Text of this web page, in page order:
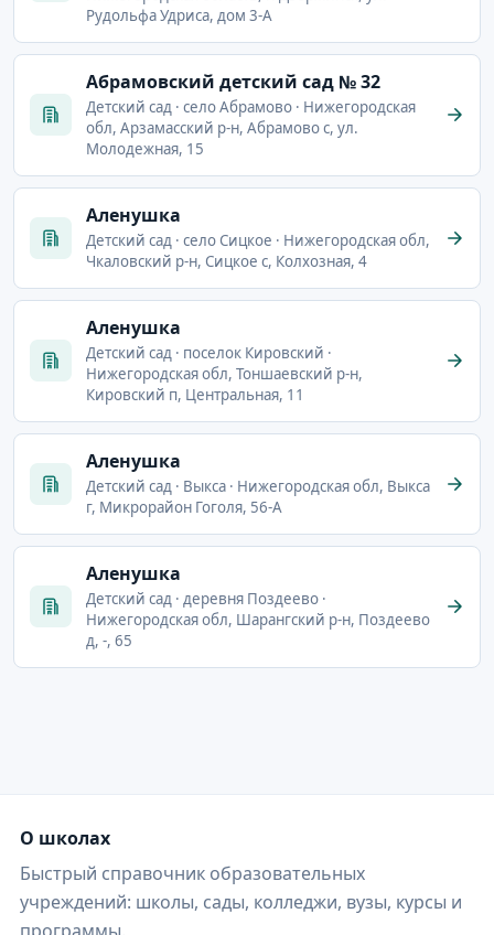
Рудольфа Удриса, дом 3-А
Абрамовский детский сад № 32
Детский сад · село Абрамово · Нижегородская
обл, Арзамасский р-н, Абрамово с, ул.
Молодежная, 15
Аленушка
Детский сад · село Сицкое · Нижегородская обл,
Чкаловский р-н, Сицкое с, Колхозная, 4
Аленушка
Детский сад · поселок Кировский ·
Нижегородская обл, Тоншаевский р-н,
Кировский п, Центральная, 11
Аленушка
Детский сад · Выкса · Нижегородская обл, Выкса
г, Микрорайон Гоголя, 56-А
Аленушка
Детский сад · деревня Поздеево ·
Нижегородская обл, Шарангский р-н, Поздеево
д, -, 65
О школах
Быстрый справочник образовательных
учреждений: школы, сады, колледжи, вузы, курсы и